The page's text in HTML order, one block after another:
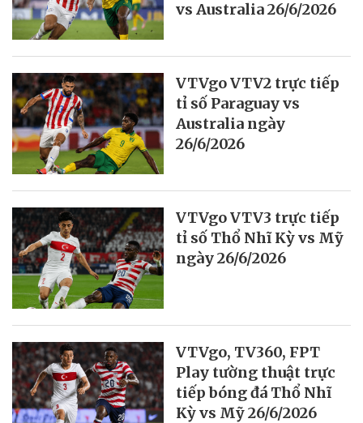
vs Australia 26/6/2026
VTVgo VTV2 trực tiếp
tỉ số Paraguay vs
Australia ngày
26/6/2026
VTVgo VTV3 trực tiếp
tỉ số Thổ Nhĩ Kỳ vs Mỹ
ngày 26/6/2026
VTVgo, TV360, FPT
Play tường thuật trực
tiếp bóng đá Thổ Nhĩ
Kỳ vs Mỹ 26/6/2026